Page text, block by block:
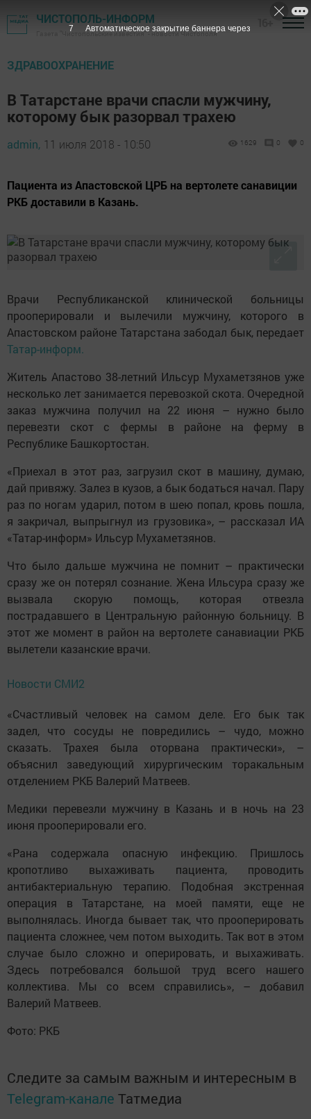
ЧИСТОПОЛЬ-ИНФОРМ
Газета "Чистопольские известия" - новости Чистополя
ЗДРАВООХРАНЕНИЕ
В Татарстане врачи спасли мужчину,
которому бык разорвал трахею
admin, 11 июля 2018 - 10:50 1629 0 0
Пациента из Апастовской ЦРБ на вертолете санавиции
РКБ доставили в Казань.
Врачи Республиканской клинической больницы
прооперировали и вылечили мужчину, которого в
Апастовском районе Татарстана забодал бык, передает
Татар-информ.
Житель Апастово 38-летний Ильсур Мухаметзянов уже
несколько лет занимается перевозкой скота. Очередной
заказ мужчина получил на 22 июня – нужно было
перевезти скот с фермы в районе на ферму в
Республике Башкортостан.
«Приехал в этот раз, загрузил скот в машину, думаю,
дай привяжу. Залез в кузов, а бык бодаться начал. Пару
раз по ногам ударил, потом в шею попал, кровь пошла,
я закричал, выпрыгнул из грузовика», – рассказал ИА
«Татар-информ» Ильсур Мухаметзянов.
Что было дальше мужчина не помнит – практически
сразу же он потерял сознание. Жена Ильсура сразу же
вызвала скорую помощь, которая отвезла
пострадавшего в Центральную районную больницу. В
этот же момент в район на вертолете санавиации РКБ
вылетели казанские врачи.
Новости СМИ2
«Счастливый человек на самом деле. Его бык так
задел, что сосуды не повредились – чудо, можно
сказать. Трахея была оторвана практически», –
объяснил заведующий хирургическим торакальным
отделением РКБ Валерий Матвеев.
Медики перевезли мужчину в Казань и в ночь на 23
июня прооперировали его.
«Рана содержала опасную инфекцию. Пришлось
кропотливо выхаживать пациента, проводить
антибактериальную терапию. Подобная экстренная
операция в Татарстане, на моей памяти, еще не
выполнялась. Иногда бывает так, что прооперировать
пациента сложнее, чем потом выходить. Так вот в этом
случае было сложно и оперировать, и выхаживать.
Здесь потребовался большой труд всего нашего
коллектива. Мы со всем справились», – добавил
Валерий Матвеев.
Фото: РКБ
Следите за самым важным и интересным в
Telegram-канале Татмедиа
6 Автоматическое закрытие баннера через